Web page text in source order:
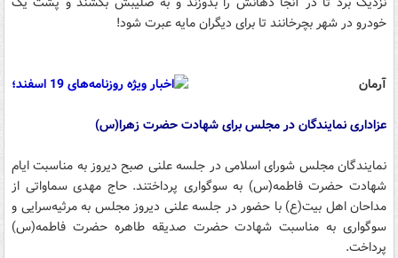
خودرو در شهر بچرخانند تا برای دیگران مایه عبرت شود!
آرمان
عزاداری نمایندگان در مجلس برای شهادت حضرت زهرا(س)
نمایندگان مجلس شورای اسلامی در جلسه علنی صبح دیروز به مناسبت ایام
شهادت حضرت فاطمه(س) به سوگواری پرداختند. حاج مهدی سماواتی از
مداحان اهل بیت(ع) با حضور در جلسه علنی دیروز مجلس به مرثیه‌سرایی و
سوگواری به مناسبت شهادت حضرت صدیقه طاهره حضرت فاطمه(س)
پرداخت.